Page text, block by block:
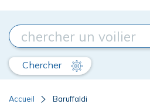
Chercher
Accueil Baruffaldi